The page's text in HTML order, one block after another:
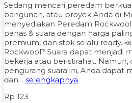
Sedang mencari peredam
bangunan, atau proyek Anda di
menyediakan Peredam
panas & suara dengan harga
premium, dan stok selalu ready.
Rockwool? Suara dapat menjadi
bekerja atau beristirahat. Namun,
pengurang suara ini, Anda dapat
dan… selengkapnya
Rp 123